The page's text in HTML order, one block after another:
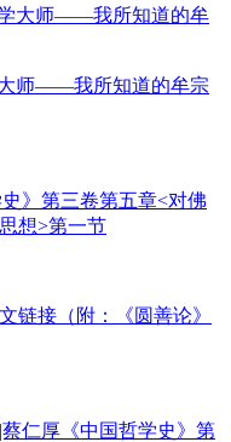
大师——我所知道的牟宗
》第三卷第五章<对佛
想>第一节
链接（附：《圆善论》
仁厚《中国哲学史》第